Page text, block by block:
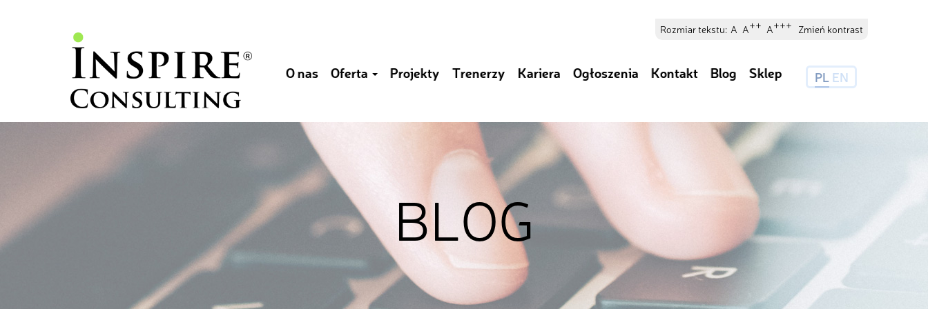
Rozmiar tekstu: A A++ A+++ Zmień kontrast
O nas Oferta Projekty Trenerzy Kariera Ogłoszenia Kontakt Blog Sklep PL EN
BLOG